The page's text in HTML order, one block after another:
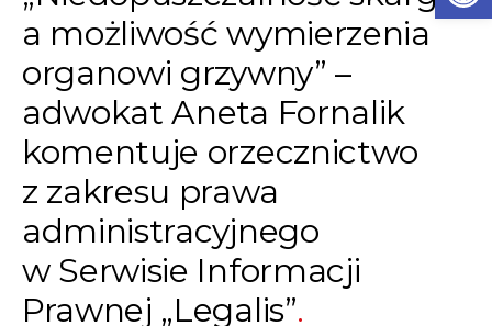
a możliwość wymierzenia
organowi grzywny” –
adwokat Aneta Fornalik
komentuje orzecznictwo
z zakresu prawa
administracyjnego
w Serwisie Informacji
Prawnej „Legalis”